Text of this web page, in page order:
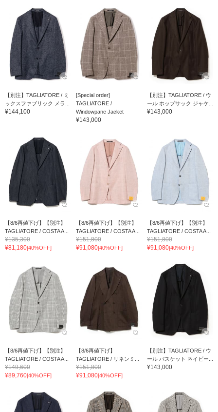
【別注】TAGLIATORE / ミ
ックスファブリック メラ...
¥144,100
[Special order]
TAGLIATORE /
Windowpane Jacket
¥143,000
【別注】TAGLIATORE / ウ
ール ホップサック ジャケ...
¥143,000
【8/6再値下げ】【別注】
TAGLIATORE / COSTA A...
¥135,300
¥81,180[40%OFF]
【8/6再値下げ】【別注】
TAGLIATORE / COSTA A...
¥151,800
¥91,080[40%OFF]
【8/6再値下げ】【別注】
TAGLIATORE / COSTA A...
¥151,800
¥91,080[40%OFF]
【8/6再値下げ】【別注】
TAGLIATORE / COSTA A...
¥149,600
¥89,760[40%OFF]
【8/6再値下げ】
TAGLIATORE / リネンミ...
¥151,800
¥91,080[40%OFF]
【別注】TAGLIATORE / ウ
ール バスケット ネイビー...
¥143,000